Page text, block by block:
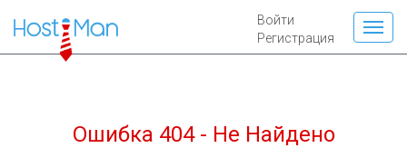
Войти
Регистрация
Ошибка 404 - Не Найдено